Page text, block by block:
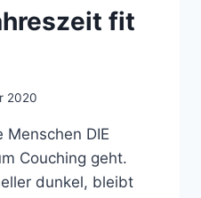
fit
2020
Menschen DIE
Couching geht.
dunkel, bleibt